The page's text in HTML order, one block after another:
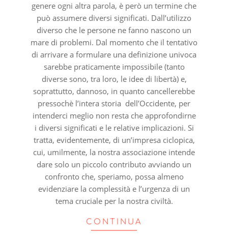
genere ogni altra parola, è però un termine che
può assumere diversi significati. Dall’utilizzo
diverso che le persone ne fanno nascono un
mare di problemi. Dal momento che il tentativo
di arrivare a formulare una definizione univoca
sarebbe praticamente impossibile (tanto
diverse sono, tra loro, le idee di libertà) e,
soprattutto, dannoso, in quanto cancellerebbe
pressochè l’intera storia dell’Occidente, per
intenderci meglio non resta che approfondirne
i diversi significati e le relative implicazioni. Si
tratta, evidentemente, di un’impresa ciclopica,
cui, umilmente, la nostra associazione intende
dare solo un piccolo contributo avviando un
confronto che, speriamo, possa almeno
evidenziare la complessità e l’urgenza di un
tema cruciale per la nostra civiltà.
CONTINUA